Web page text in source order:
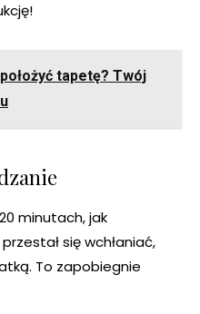
tapetę? Twój
minutach, jak
się wchłaniać,
To zapobiegnie